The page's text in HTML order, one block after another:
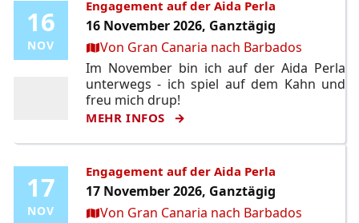
16
NOV
16
NOV
Engagement auf der Aida Perla
16 November 2026, Ganztägig
Ort:Von Gran Canaria nach Barbados
Im November bin ich auf der Aida Perla
unterwegs - ich spiel auf dem Kahn und
freu mich drup!
MEHR INFOS
17
NOV
17
NOV
Engagement auf der Aida Perla
17 November 2026, Ganztägig
Ort:Von Gran Canaria nach Barbados